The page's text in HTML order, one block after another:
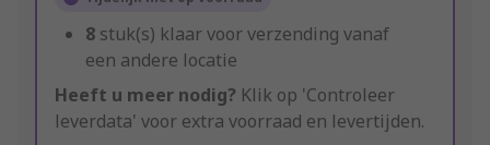
8 stuk(s) klaar voor verzending vanaf
een andere locatie
Heeft u meer nodig? Klik op 'Controleer
leverdata' voor extra voorraad en levertijden.